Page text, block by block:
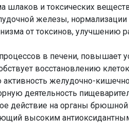
шлаков и токсических
железы,
от токсинов, улучшению
в печени, повышает
восстановлению
желудочно-
деятельность
действие на органы брюшной
высоким